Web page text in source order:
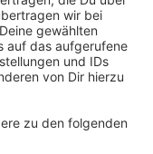
Angeklagte.
20 Beschuldigte